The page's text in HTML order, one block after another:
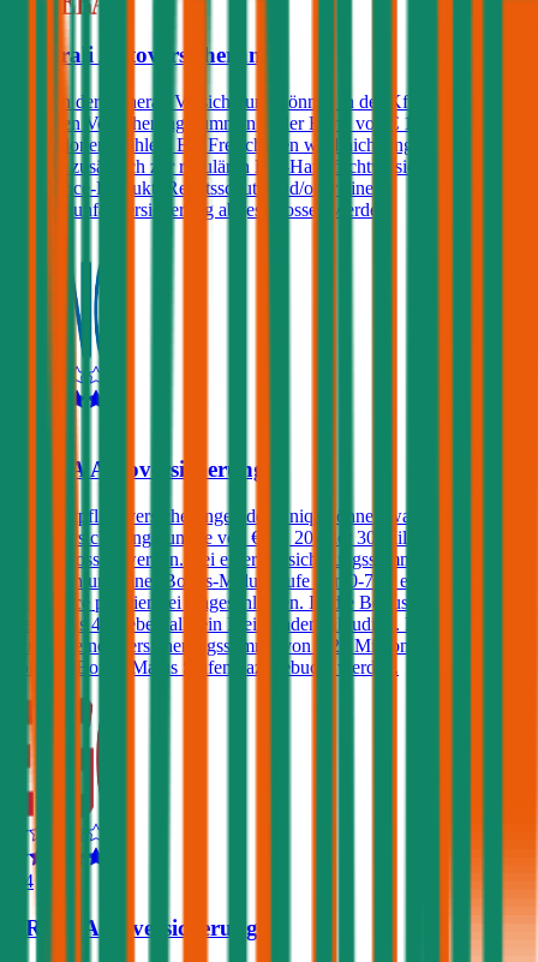
Generali Autoversicherung
Kunden der Generali Versicherung können in der Kfz-Haftpflicht
zwischen Versicherungssummen in der Höhe von € 10, 15, 20 und
25 Millionen wählen. Ein Freischaden wird nicht angeboten, jedoch
können zusätzlich zur regulären Kfz-Haftpflichtversicherung ein
Assistance-Produkt, Rechtsschutz und/oder eine
Insassenunfallversicherung abgeschlossen werden.
UNIQA Autoversicherung
Kfz-Haftpflichtversicherungen der Uniqa können wahlweise mit
einer Versicherungssumme von € 10, 20 oder 30 Millionen
abgeschlossen werden. Bei einer Versicherungssumme von € 30
Millionen und einer Bonus-Malus Stufe von 0-7 ist eine Kfz-
Assistance prämienfrei eingeschlossen. Ist die Bonus-Malus Stufe
kleiner als 4 ist ebenfalls ein Freischaden inkludiert. Ein Freischaden
kann ab einer Versicherungssumme von € 20 Millionen auch bei
höheren Bonus-Malus Stufen dazugebucht werden.
4,4
ERGO Autoversicherung